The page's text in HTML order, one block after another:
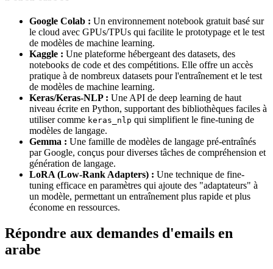
Google Colab : Un environnement notebook gratuit basé sur
le cloud avec GPUs/TPUs qui facilite le prototypage et le test
de modèles de machine learning.
Kaggle : Une plateforme hébergeant des datasets, des
notebooks de code et des compétitions. Elle offre un accès
pratique à de nombreux datasets pour l'entraînement et le test
de modèles de machine learning.
Keras/Keras-NLP : Une API de deep learning de haut
niveau écrite en Python, supportant des bibliothèques faciles à
utiliser comme keras_nlp qui simplifient le fine-tuning de
modèles de langage.
Gemma : Une famille de modèles de langage pré-entraînés
par Google, conçus pour diverses tâches de compréhension et
génération de langage.
LoRA (Low-Rank Adapters) : Une technique de fine-
tuning efficace en paramètres qui ajoute des "adaptateurs" à
un modèle, permettant un entraînement plus rapide et plus
économe en ressources.
Répondre aux demandes d'emails en
arabe